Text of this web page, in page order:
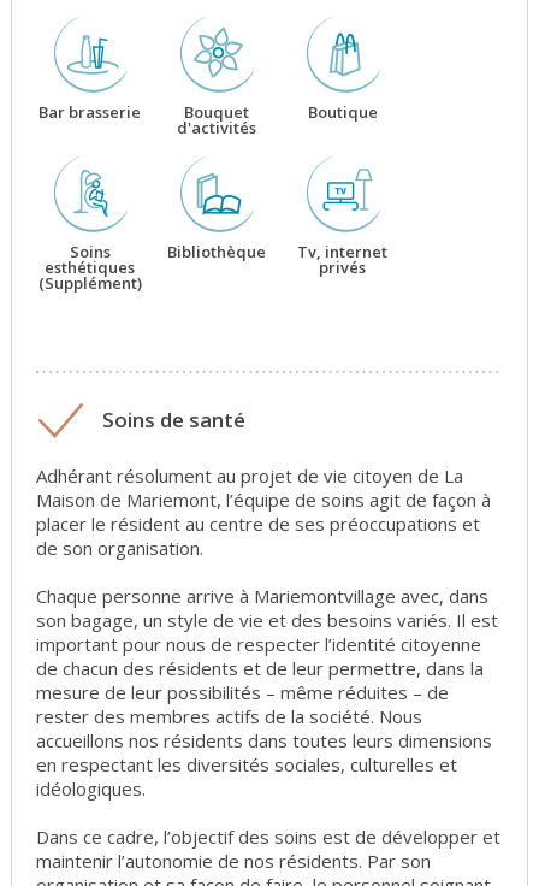
Bar brasserie Bouquet
d'activités
Boutique
Soins
esthétiques
(Supplément)
Bibliothèque Tv, internet
privés
Soins de santé
Adhérant résolument au projet de vie citoyen de La
Maison de Mariemont, l’équipe de soins agit de façon à
placer le résident au centre de ses préoccupations et
de son organisation.
Chaque personne arrive à Mariemontvillage avec, dans
son bagage, un style de vie et des besoins variés. Il est
important pour nous de respecter l’identité citoyenne
de chacun des résidents et de leur permettre, dans la
mesure de leur possibilités – même réduites – de
rester des membres actifs de la société. Nous
accueillons nos résidents dans toutes leurs dimensions
en respectant les diversités sociales, culturelles et
idéologiques.
Dans ce cadre, l’objectif des soins est de développer et
maintenir l’autonomie de nos résidents. Par son